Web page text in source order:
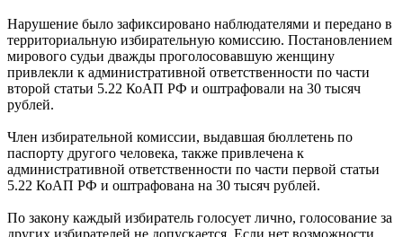
Нарушение было зафиксировано наблюдателями и передано в
территориальную избирательную комиссию. Постановлением
мирового судьи дважды проголосовавшую женщину
привлекли к административной ответственности по части
второй статьи 5.22 КоАП РФ и оштрафовали на 30 тысяч
рублей.
Член избирательной комиссии, выдавшая бюллетень по
паспорту другого человека, также привлечена к
административной ответственности по части первой статьи
5.22 КоАП РФ и оштрафована на 30 тысяч рублей.
По закону каждый избиратель голосует лично, голосование за
других избирателей не допускается. Если нет возможности